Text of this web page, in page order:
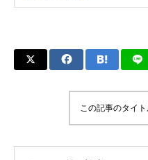
WMCラ
この記事のタイ